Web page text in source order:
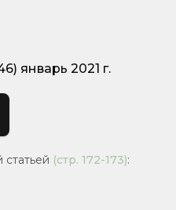
январь 2021 г.
статьей (стр. 172-173):